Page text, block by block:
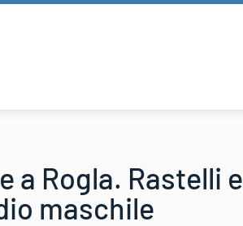
a Rogla. Rastelli
maschile